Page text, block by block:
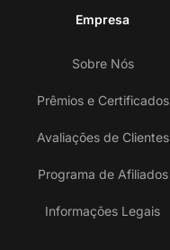
Empresa
Sobre Nós
Prêmios e Certificados
Avaliações de Clientes
Programa de Afiliados
Informações Legais